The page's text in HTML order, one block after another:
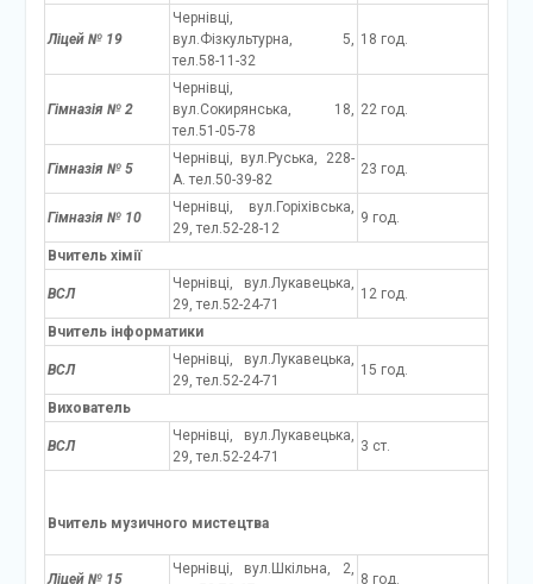
Ліцей № 19
Чернівці,
вул.Фізкультурна, 5,
тел.58-11-32
18 год.
Гімназія № 2
Чернівці,
вул.Сокирянська, 18,
тел.51-05-78
22 год.
Гімназія № 5
Чернівці, вул.Руська, 228-
А. тел.50-39-82
23 год.
Гімназія № 10
Чернівці, вул.Горіхівська,
29, тел.52-28-12
9 год.
Вчитель хімії
ВСЛ
Чернівці, вул.Лукавецька,
29, тел.52-24-71
12 год.
Вчитель інформатики
ВСЛ
Чернівці, вул.Лукавецька,
29, тел.52-24-71
15 год.
Вихователь
ВСЛ
Чернівці, вул.Лукавецька,
29, тел.52-24-71
3 ст.
Вчитель музичного мистецтва
Ліцей № 15
Чернівці, вул.Шкільна, 2,
8 год.